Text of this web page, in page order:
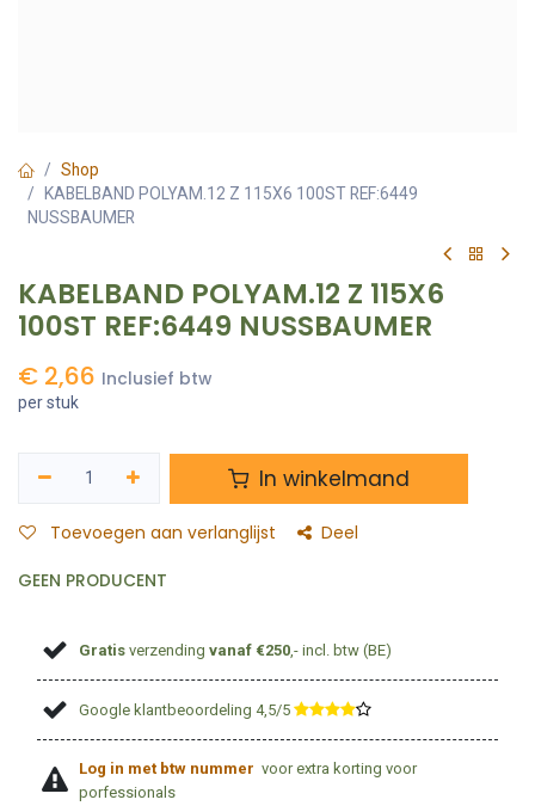
Shop
KABELBAND POLYAM.12 Z 115X6 100ST REF:6449
NUSSBAUMER
KABELBAND POLYAM.12 Z 115X6
100ST REF:6449 NUSSBAUMER
€ 2,66 Inclusief btw
per stuk
In winkelmand
Toevoegen aan verlanglijst Deel
GEEN PRODUCENT
Gratis verzendingvanaf €250 ,- incl. btw (BE)
Google klantbeoordeling 4,5/5 ​
Log in met btw nummer voor extra korting voor
porfessionals